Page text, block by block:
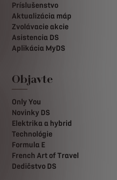
Príslušenstvo
Aktualizácia máp
Zvolávacie akcie
Asistencia DS
Aplikácia MyDS
Objavte
Only You
Novinky DS
Elektrika a hybrid
Technológie
Formula E
French Art of Travel
Dedičstvo DS